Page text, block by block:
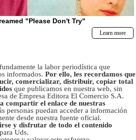
la labor periodística que
informados. Por ello, les recordamos que
comercializar, distribuir, copiar total
que publicamos en nuestra web, sin
de Empresa Editora El Comercio S.A.
compartir el enlace de nuestras
personas puedan acceder a información
desde nuestra fuente oficial.
y disfrutar de todo el contenido
Uds.